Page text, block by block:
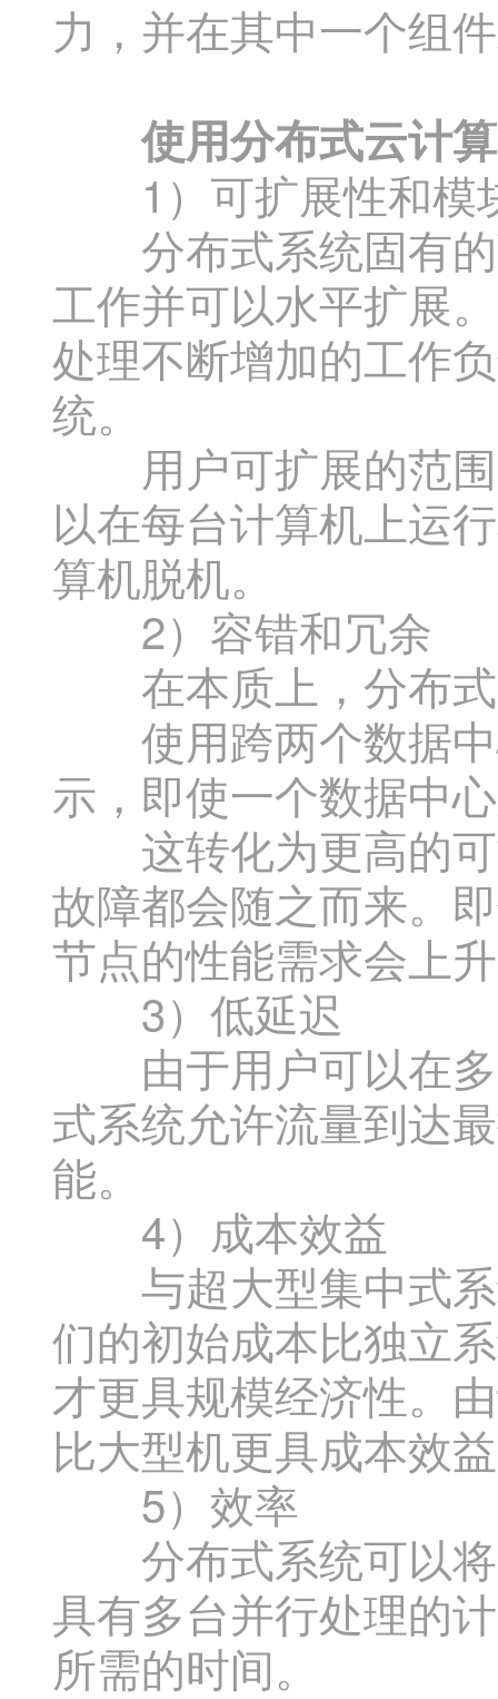
力，并在其中一个组
使用分布式云计
1）可扩展性和模
分布式系统固有的
工作并可以水平扩展
处理不断增加的工作
统。
用户可扩展的范围
以在每台计算机上运
算机脱机。
2）容错和冗余
在本质上，分布式
使用跨两个数据中
示，即使一个数据中
这转化为更高的可
故障都会随之而来。
节点的性能需求会上
3）低延迟
由于用户可以在多
式系统允许流量到达
能。
4）成本效益
与超大型集中式系
们的初始成本比独立
才更具规模经济性。
比大型机更具成本效
5）效率
分布式系统可以将
具有多台并行处理的
所需的时间。